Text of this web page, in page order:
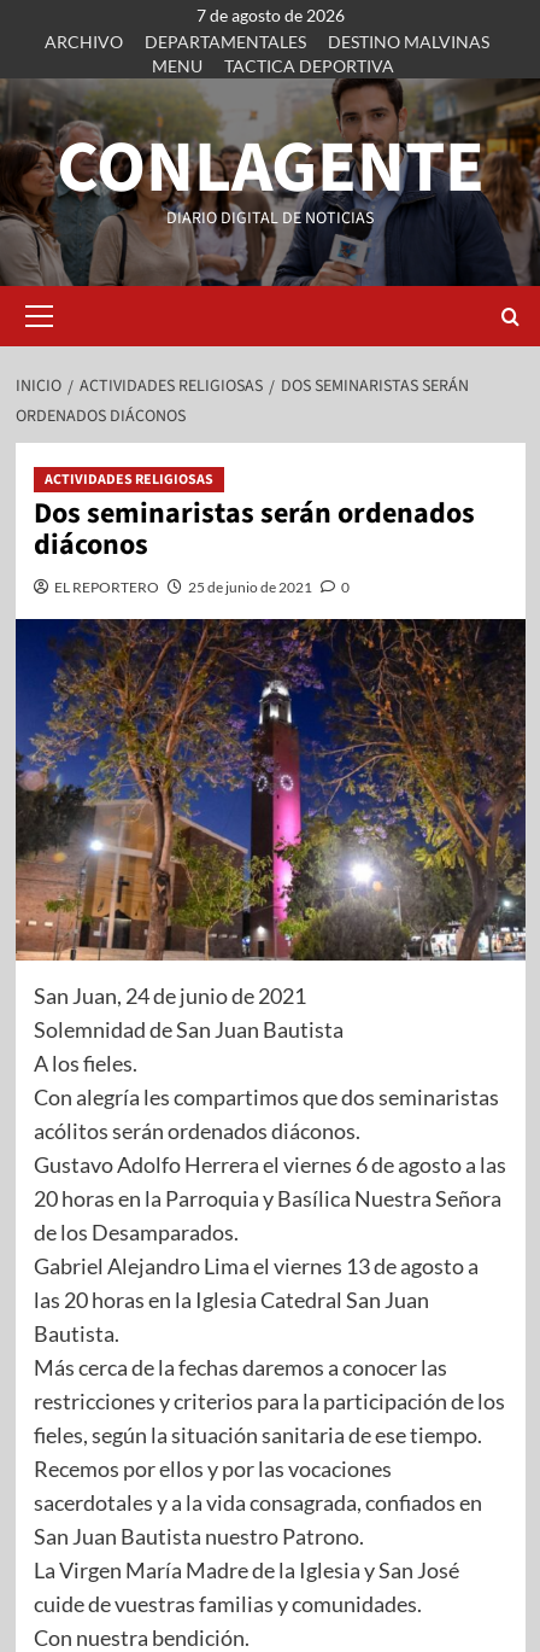
7 de agosto de 2026
ARCHIVO
DEPARTAMENTALES
DESTINO MALVINAS
MENU
TACTICA DEPORTIVA
CONLAGENTE
DIARIO DIGITAL DE NOTICIAS
INICIO ACTIVIDADES RELIGIOSAS
DOS SEMINARISTAS SERÁN
ORDENADOS DIÁCONOS
ACTIVIDADES RELIGIOSAS
Dos seminaristas serán ordenados
diáconos
EL REPORTERO 25 de junio de 2021 0
San Juan, 24 de junio de 2021
Solemnidad de San Juan Bautista
A los fieles.
Con alegría les compartimos que dos seminaristas
acólitos serán ordenados diáconos.
Gustavo Adolfo Herrera el viernes 6 de agosto a las
20 horas en la Parroquia y Basílica Nuestra Señora
de los Desamparados.
Gabriel Alejandro Lima el viernes 13 de agosto a
las 20 horas en la Iglesia Catedral San Juan
Bautista.
Más cerca de la fechas daremos a conocer las
restricciones y criterios para la participación de los
fieles, según la situación sanitaria de ese tiempo.
Recemos por ellos y por las vocaciones
sacerdotales y a la vida consagrada, confiados en
San Juan Bautista nuestro Patrono.
La Virgen María Madre de la Iglesia y San José
cuide de vuestras familias y comunidades.
Con nuestra bendición.